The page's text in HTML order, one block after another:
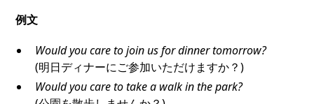
例文
Would you care to join us for dinner tomorrow?
(明日ディナーにご参加いただけますか？)
Would you care to take a walk in the park?